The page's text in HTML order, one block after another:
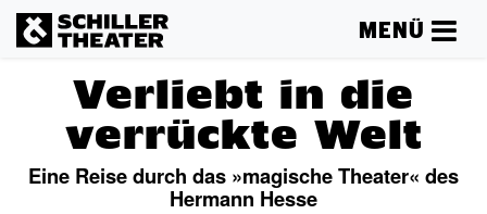
MENÜ
Verliebt in die
verrückte Welt
Eine Reise durch das »magische Theater« des
Hermann Hesse